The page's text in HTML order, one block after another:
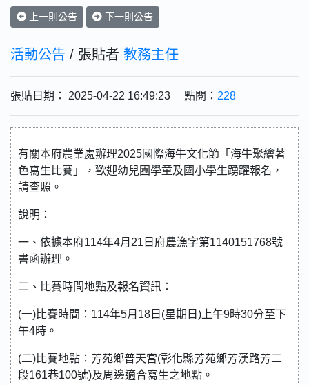
上一則公告 下一則公告
活動公告 / 張貼者 教務主任
張貼日期： 2025-04-22 16:49:23 點閱： 228
有關本府農業處辦理2025國際海牛文化節「海牛聚繪著
色寫生比賽」，歡迎幼兒園學童及國小學生踴躍報名，
請查照。
說明：
一、依據本府114年4月21日府農漁字第1140151768號
書函辦理。
二、比賽時間地點及報名資訊：
(一)比賽時間：114年5月18日(星期日)上午9時30分至下
午4時。
(二)比賽地點：芳苑鄉普天宮(彰化縣芳苑鄉芳漢路芳二
段161巷100號)及周邊適合寫生之地點。